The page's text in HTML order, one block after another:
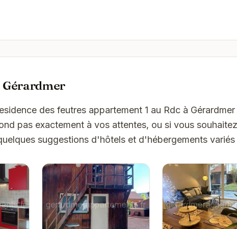
Gérardmer
des feutres appartement 1 au Rdc à
pas exactement à vos attentes, ou si vous
suggestions d'hôtels et d'hébergements variés